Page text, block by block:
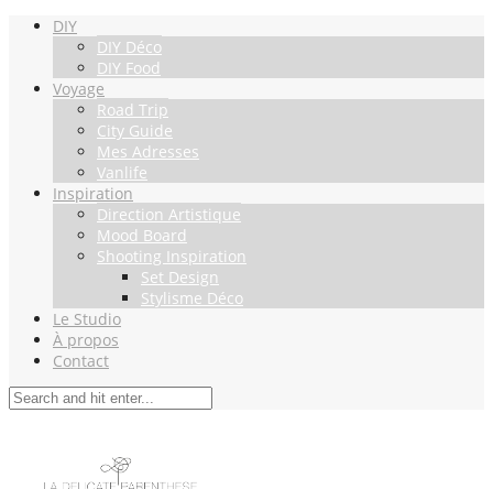
DIY
DIY Déco
DIY Food
Voyage
Road Trip
City Guide
Mes Adresses
Vanlife
Inspiration
Direction Artistique
Mood Board
Shooting Inspiration
Set Design
Stylisme Déco
Le Studio
À propos
Contact